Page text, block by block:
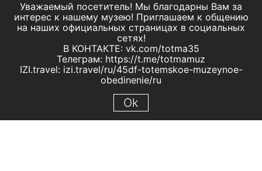
Уважаемый посетитель! Мы благодарны Вам за
интерес к нашему музею! Приглашаем к общению
на наших официальных страницах в социальных
сетях!
В КОНТАКТЕ: vk.com/totma35
Телеграм: https://t.me/totmamuz
IZI.travel: izi.travel/ru/45df-totemskoe-muzeynoe-
obedinenie/ru
Ok